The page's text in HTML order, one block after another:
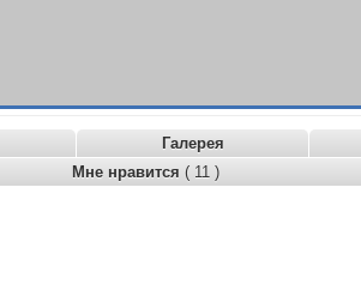
Галерея
Мне нравится ( 11 )